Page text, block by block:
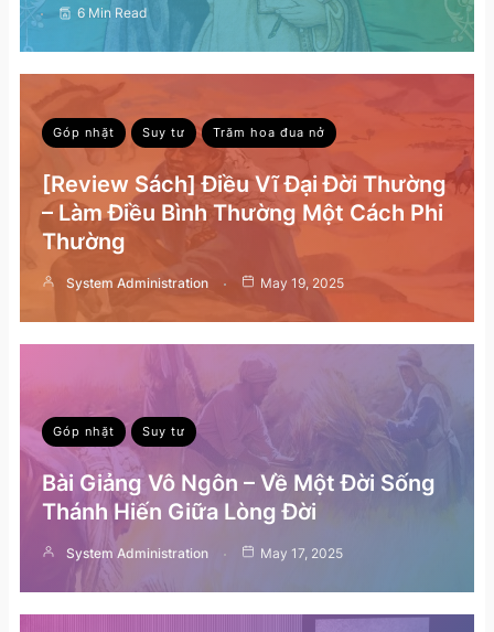
6 Min Read
Góp nhặt Suy tư Trăm hoa đua nở
[Review Sách] Điều Vĩ Đại Đời Thường
– Làm Điều Bình Thường Một Cách Phi
Thường
System Administration May 19, 2025
Góp nhặt Suy tư
Bài Giảng Vô Ngôn – Về Một Đời Sống
Thánh Hiến Giữa Lòng Đời
System Administration May 17, 2025